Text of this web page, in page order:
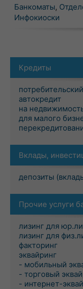
Банкоматы,
Инфокиоски
Кредиты
потребительский
автокредит
на
для малого
Вклады,
депозиты
Прочие услуги
лизинг для
лизинг для
факторинг
эквайринг
- мобильный
- торговый
- интернет-